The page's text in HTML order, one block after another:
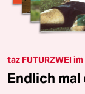
taz FUTURZWEI
Endlich